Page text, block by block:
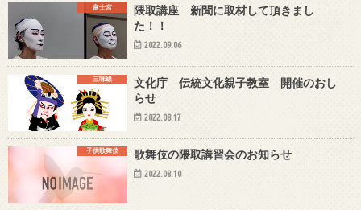
富士宮
隈取講座 新聞に取材して頂きまし
た！！
2022.09.06
三味線
文化庁 伝統文化親子教室 開催のおし
らせ
2022.08.17
子供歌舞伎 歌舞伎の隈取講習会のお知らせ
2022.08.10